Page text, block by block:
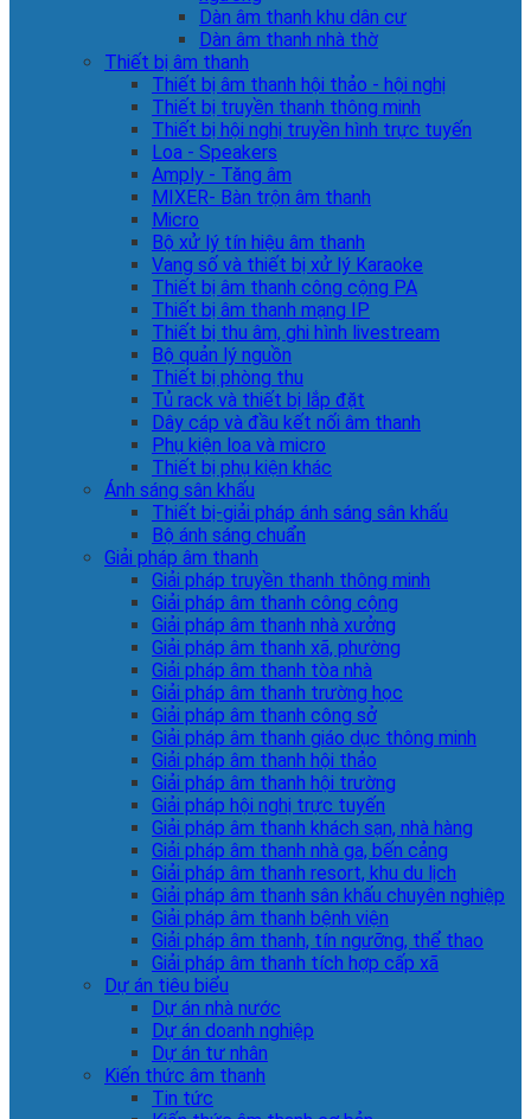
Dàn âm thanh khu dân cư
Dàn âm thanh nhà thờ
Thiết bị âm thanh
Thiết bị âm thanh hội thảo - hội nghị
Thiết bị truyền thanh thông minh
Thiết bị hội nghị truyền hình trực tuyến
Loa - Speakers
Amply - Tăng âm
MIXER- Bàn trộn âm thanh
Micro
Bộ xử lý tín hiệu âm thanh
Vang số và thiết bị xử lý Karaoke
Thiết bị âm thanh công cộng PA
Thiết bị âm thanh mạng IP
Thiết bị thu âm, ghi hình livestream
Bộ quản lý nguồn
Thiết bị phòng thu
Tủ rack và thiết bị lắp đặt
Dây cáp và đầu kết nối âm thanh
Phụ kiện loa và micro
Thiết bị phụ kiện khác
Ánh sáng sân khấu
Thiết bị-giải pháp ánh sáng sân khấu
Bộ ánh sáng chuẩn
Giải pháp âm thanh
Giải pháp truyền thanh thông minh
Giải pháp âm thanh công cộng
Giải pháp âm thanh nhà xưởng
Giải pháp âm thanh xã, phường
Giải pháp âm thanh tòa nhà
Giải pháp âm thanh trường học
Giải pháp âm thanh công sở
Giải pháp âm thanh giáo dục thông minh
Giải pháp âm thanh hội thảo
Giải pháp âm thanh hội trường
Giải pháp hội nghị trực tuyến
Giải pháp âm thanh khách sạn, nhà hàng
Giải pháp âm thanh nhà ga, bến cảng
Giải pháp âm thanh resort, khu du lịch
Giải pháp âm thanh sân khấu chuyên nghiệp
Giải pháp âm thanh bệnh viện
Giải pháp âm thanh, tín ngưỡng, thể thao
Giải pháp âm thanh tích hợp cấp xã
Dự án tiêu biểu
Dự án nhà nước
Dự án doanh nghiệp
Dự án tư nhân
Kiến thức âm thanh
Tin tức